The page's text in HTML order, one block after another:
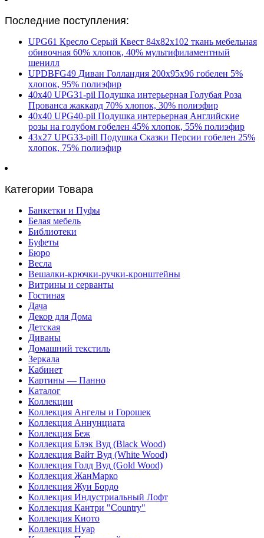
Последние поступления:
UPG61 Кресло Серый Квест 84х82х102 ткань мебельная
обивочная 60% хлопок, 40% мультифиламентный
шенилл
UPDBFG49 Диван Голландия 200х95х96 гобелен 5%
хлопок, 95% полиэфир
40х40 UPG31-pil Подушка интерьерная Голубая Роза
Прованса жаккард 70% хлопок, 30% полиэфир
40х40 UPG40-pil Подушка интерьерная Английские
розы на голубом гобелен 45% хлопок, 55% полиэфир
43х27 UPG33-pill Подушка Сказки Персии гобелен 25%
хлопок, 75% полиэфир
Категории Товара
Банкетки и Пуфы
Белая мебель
Библиотеки
Буфеты
Бюро
Весла
Вешалки-крючки-ручки-кронштейны
Витрины и серванты
Гостиная
Дача
Декор для Дома
Детская
Диваны
Домашний текстиль
Зеркала
Кабинет
Картины — Панно
Каталог
Коллекции
Коллекция Ангелы и Горошек
Коллекция Аннунциата
Коллекция Беж
Коллекция Блэк Вуд (Black Wood)
Коллекция Вайт Вуд (White Wood)
Коллекция Голд Вуд (Gold Wood)
Коллекция ЖанМарко
Коллекция Жуи Бордо
Коллекция Индустриальный Лофт
Коллекция Кантри "Country"
Коллекция Киото
Коллекция Нуар